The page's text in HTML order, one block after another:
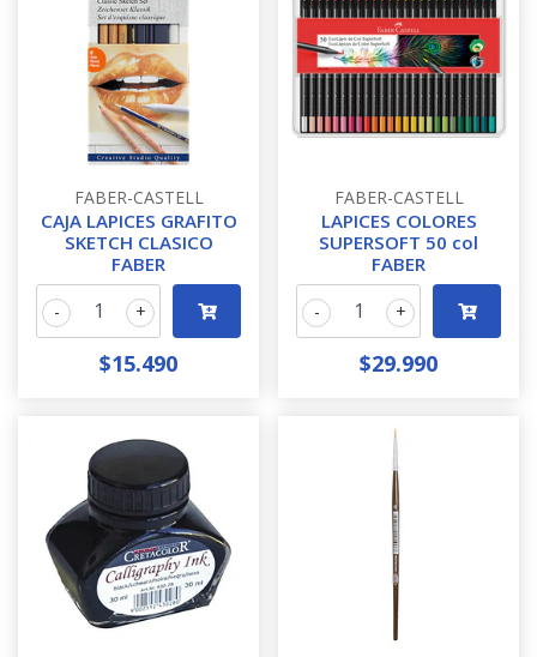
FABER-CASTELL
CAJA LAPICES GRAFITO
SKETCH CLASICO
FABER
+
-
$15.490
FABER-CASTELL
LAPICES COLORES
SUPERSOFT 50 col
FABER
+
-
$29.990